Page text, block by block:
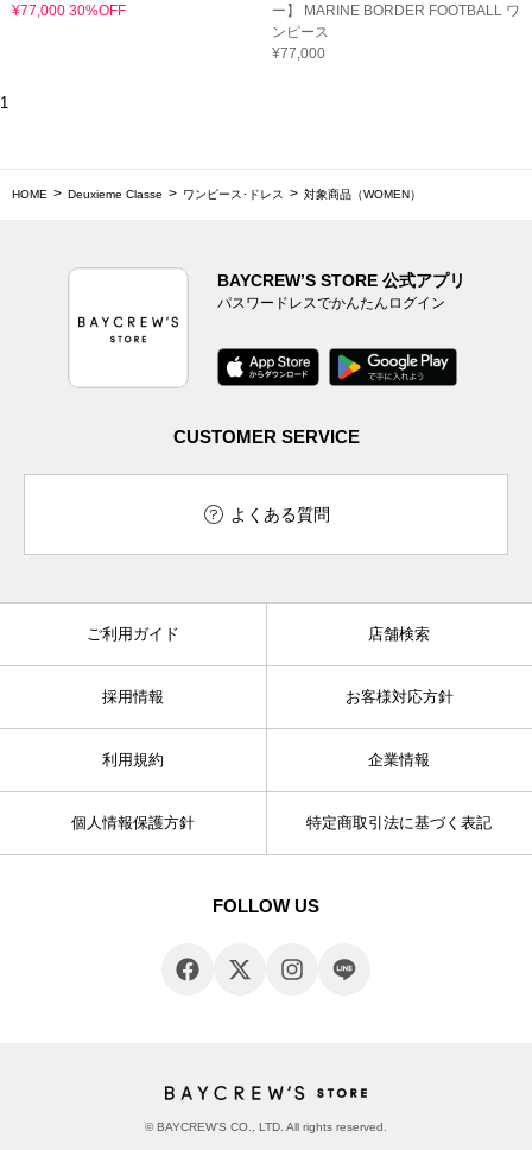
¥77,000 30%OFF
ー】 MARINE BORDER FOOTBALL ワ
ンピース
¥77,000
1
HOME Deuxieme Classe ワンピース･ドレス 対象商品（WOMEN）
BAYCREW’S STORE 公式アプリ
パスワードレスでかんたんログイン
CUSTOMER SERVICE
よくある質問
ご利用ガイド 店舗検索
採用情報 お客様対応方針
利用規約 企業情報
個人情報保護方針 特定商取引法に基づく表記
FOLLOW US
© BAYCREW’S CO., LTD. All rights reserved.